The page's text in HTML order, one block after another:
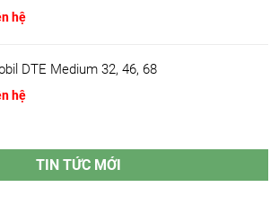
hệ
DTE Medium 32, 46, 68
hệ
TIN TỨC MỚI